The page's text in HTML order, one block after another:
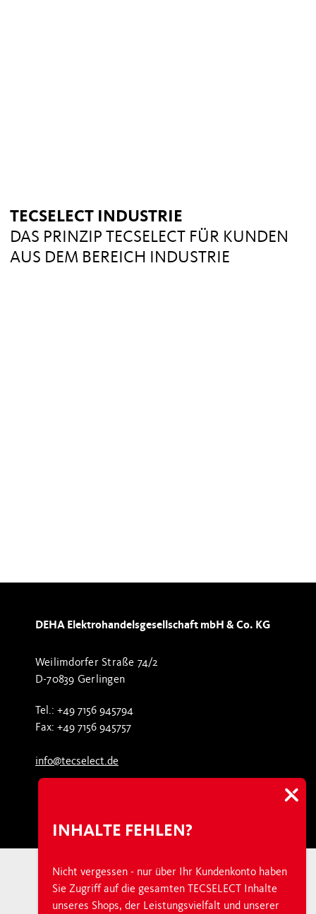
TECSELECT INDUSTRIE
DAS PRINZIP TECSELECT FÜR KUNDEN
AUS DEM BEREICH INDUSTRIE
INHALTE FEHLEN?
Nicht vergessen - nur über Ihr Kundenkonto haben
Sie Zugriff auf die gesamten TECSELECT Inhalte
unseres Shops, der Leistungsvielfalt und unserer
DEHA Elektrohandelsgesellschaft mbH & Co. KG
Weilimdorfer Straße 74/2
D-70839 Gerlingen
Tel.: +49 7156 945794
Fax: +49 7156 945757
info@tecselect.de
Über TECSELECT
Newsroom